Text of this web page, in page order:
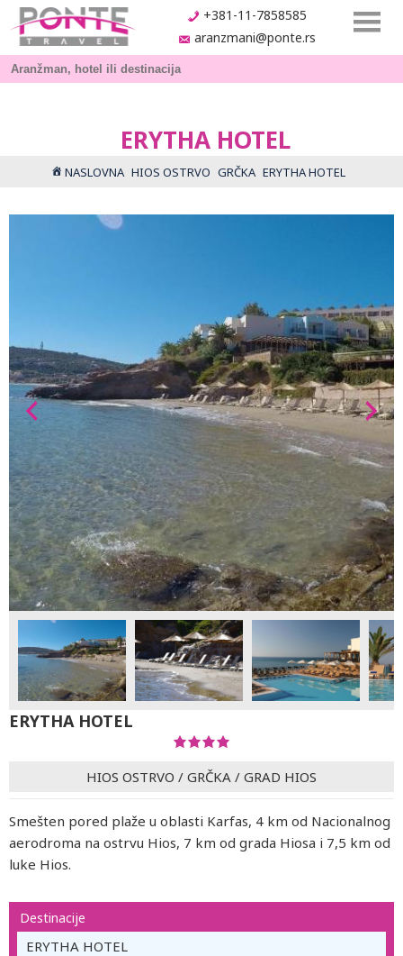
+381-11-7858585
aranzmani@ponte.rs
ERYTHA HOTEL
NASLOVNA HIOS OSTRVO GRČKA ERYTHA HOTEL
ERYTHA HOTEL
HIOS OSTRVO / GRČKA / GRAD HIOS
Smešten pored plaže u oblasti Karfas, 4 km od Nacionalnog
aerodroma na ostrvu Hios, 7 km od grada Hiosa i 7,5 km od
luke Hios.
Destinacije
ERYTHA HOTEL